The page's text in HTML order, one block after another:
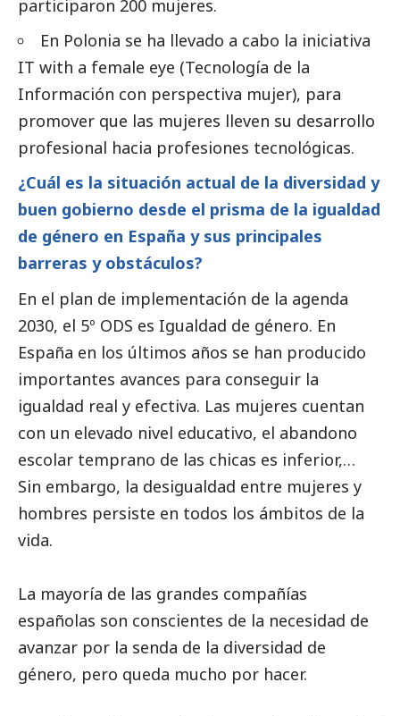
participaron 200 mujeres.
En Polonia se ha llevado a cabo la iniciativa
IT with a female eye (Tecnología de la
Información con perspectiva mujer), para
promover que las mujeres lleven su desarrollo
profesional hacia profesiones tecnológicas.
¿Cuál es la situación actual de la diversidad y
buen gobierno desde el prisma de la igualdad
de género en España y sus principales
barreras y obstáculos?
En el plan de implementación de la agenda
2030, el 5º ODS es Igualdad de género. En
España en los últimos años se han producido
importantes avances para conseguir la
igualdad real y efectiva. Las mujeres cuentan
con un elevado nivel educativo, el abandono
escolar temprano de las chicas es inferior,…
Sin embargo, la desigualdad entre mujeres y
hombres persiste en todos los ámbitos de la
vida.
La mayoría de las grandes compañías
españolas son conscientes de la necesidad de
avanzar por la senda de la diversidad de
género, pero queda mucho por hacer.